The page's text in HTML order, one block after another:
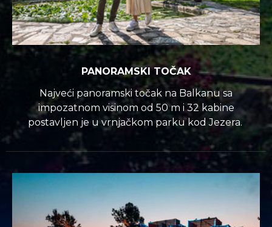
PANORAMSKI TOČAK
Najveći panoramski točak na Balkanu sa
impozatnom visinom od 50 m i 32 kabine
postavljen je u vrnjačkom parku kod Jezera.